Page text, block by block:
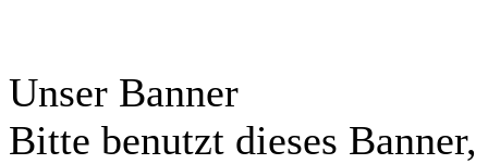
Unser Banner
Bitte benutzt dieses